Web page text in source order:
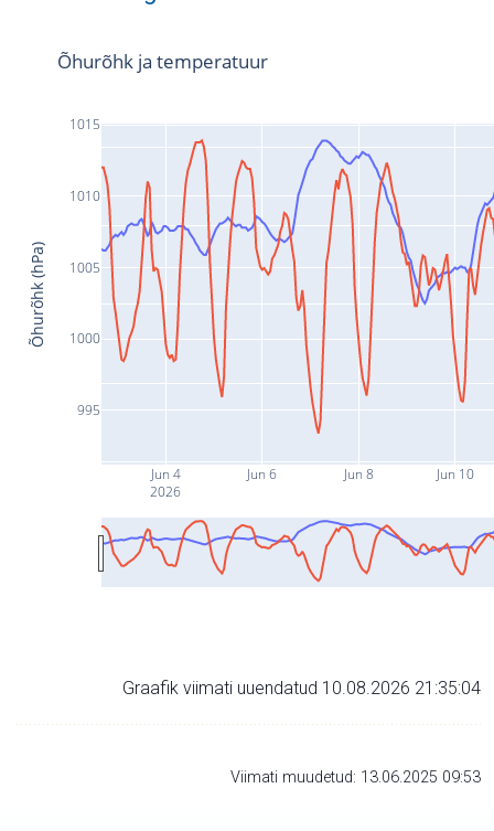
Jun 4
2026
Jun 6 Jun 8 Jun 10
995
1000
1005
1010
1015
Õhurõhk ja temperatuur
Õhurõhk (hPa)
Graafik viimati uuendatud 10.08.2026 21:35:04
Viimati muudetud: 13.06.2025 09:53